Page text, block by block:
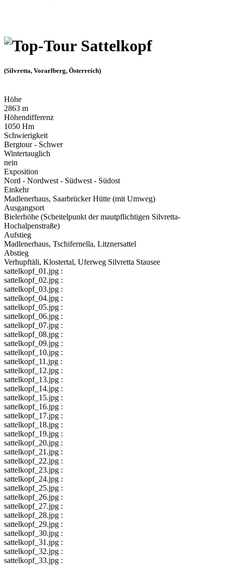
Sattelkopf
(Silvretta, Vorarlberg, Österreich)
Höhe
2863 m
Höhendifferenz
1050 Hm
Schwierigkeit
Bergtour - Schwer
Wintertauglich
nein
Exposition
Nord - Nordwest - Südwest - Südost
Einkehr
Madlenerhaus, Saarbrücker Hütte (mit Umweg)
Ausgangsort
Bielerhöhe (Scheitelpunkt der mautpflichtigen Silvretta-
Hochalpenstraße)
Aufstieg
Madlenerhaus, Tschifernella, Litznersattel
Abstieg
Verhupftäli, Klostertal, Uferweg Silvretta Stausee
sattelkopf_01.jpg :
sattelkopf_02.jpg :
sattelkopf_03.jpg :
sattelkopf_04.jpg :
sattelkopf_05.jpg :
sattelkopf_06.jpg :
sattelkopf_07.jpg :
sattelkopf_08.jpg :
sattelkopf_09.jpg :
sattelkopf_10.jpg :
sattelkopf_11.jpg :
sattelkopf_12.jpg :
sattelkopf_13.jpg :
sattelkopf_14.jpg :
sattelkopf_15.jpg :
sattelkopf_16.jpg :
sattelkopf_17.jpg :
sattelkopf_18.jpg :
sattelkopf_19.jpg :
sattelkopf_20.jpg :
sattelkopf_21.jpg :
sattelkopf_22.jpg :
sattelkopf_23.jpg :
sattelkopf_24.jpg :
sattelkopf_25.jpg :
sattelkopf_26.jpg :
sattelkopf_27.jpg :
sattelkopf_28.jpg :
sattelkopf_29.jpg :
sattelkopf_30.jpg :
sattelkopf_31.jpg :
sattelkopf_32.jpg :
sattelkopf_33.jpg :